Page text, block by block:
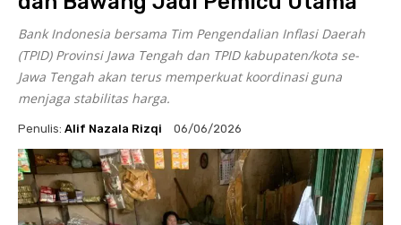
Bank Indonesia bersama Tim Pengendalian Inflasi Daerah
(TPID) Provinsi Jawa Tengah dan TPID kabupaten/kota se-
Jawa Tengah akan terus memperkuat koordinasi guna
menjaga stabilitas harga.
Penulis: Alif Nazala Rizqi 06/06/2026